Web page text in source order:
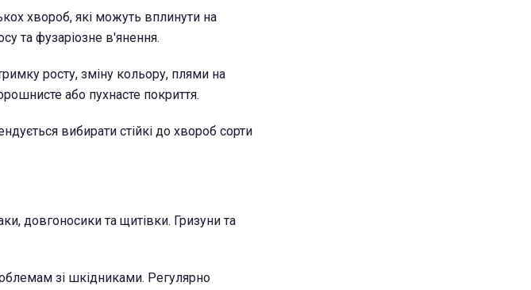
хвороб, які можуть вплинути на
та фузаріозне в'янення.
росту, зміну кольору, плями на
або пухнасте покриття.
вибирати стійкі до хвороб сорти
довгоносики та щитівки. Гризуни та
зі шкідниками. Регулярно